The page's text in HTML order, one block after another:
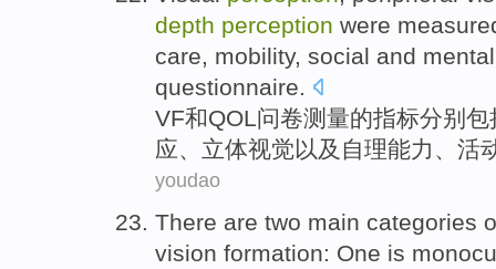
depth perception were
care, mobility, social and mental
questionnaire.
VF和QOL问卷测量的指标分别 包
应、立体视觉以及自理能力 、活
youdao
There are two main categories
vision formation: One is